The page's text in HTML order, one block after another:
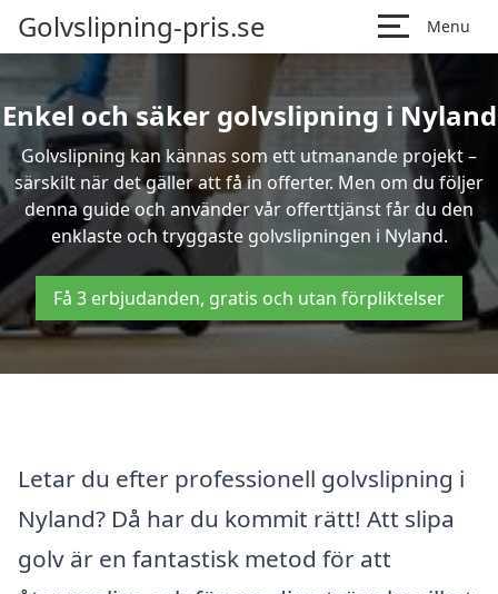
Golvslipning-pris.se Menu
Enkel och säker golvslipning i Nyland
Golvslipning kan kännas som ett utmanande projekt –
särskilt när det gäller att få in offerter. Men om du följer
denna guide och använder vår offerttjänst får du den
enklaste och tryggaste golvslipningen i Nyland.
Få 3 erbjudanden, gratis och utan förpliktelser
Letar du efter professionell golvslipning i
Nyland? Då har du kommit rätt! Att slipa
golv är en fantastisk metod för att